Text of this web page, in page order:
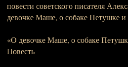
повести советского писателя
девочке Маше, о собаке Петушке
«О девочке Маше, о собаке
Повесть